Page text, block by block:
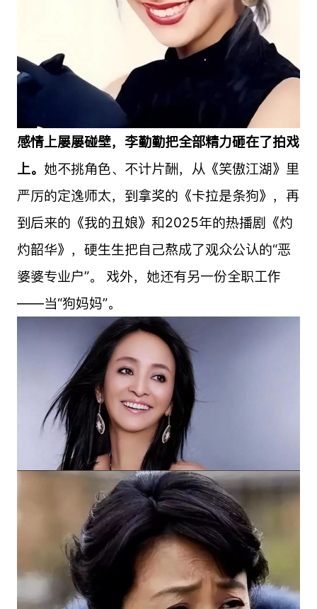
感情上屡屡碰壁，李勤勤把全部精力砸在了拍戏
上。 她不挑角色、不计片酬，从《笑傲江湖》里
严厉的定逸师太，到拿奖的《卡拉是条狗》，再
到后来的《我的丑娘》和2025年的热播剧《灼
灼韶华》，硬生生把自己熬成了观众公认的“恶
婆婆专业户”。 戏外，她还有另一份全职工作
——当“狗妈妈”。